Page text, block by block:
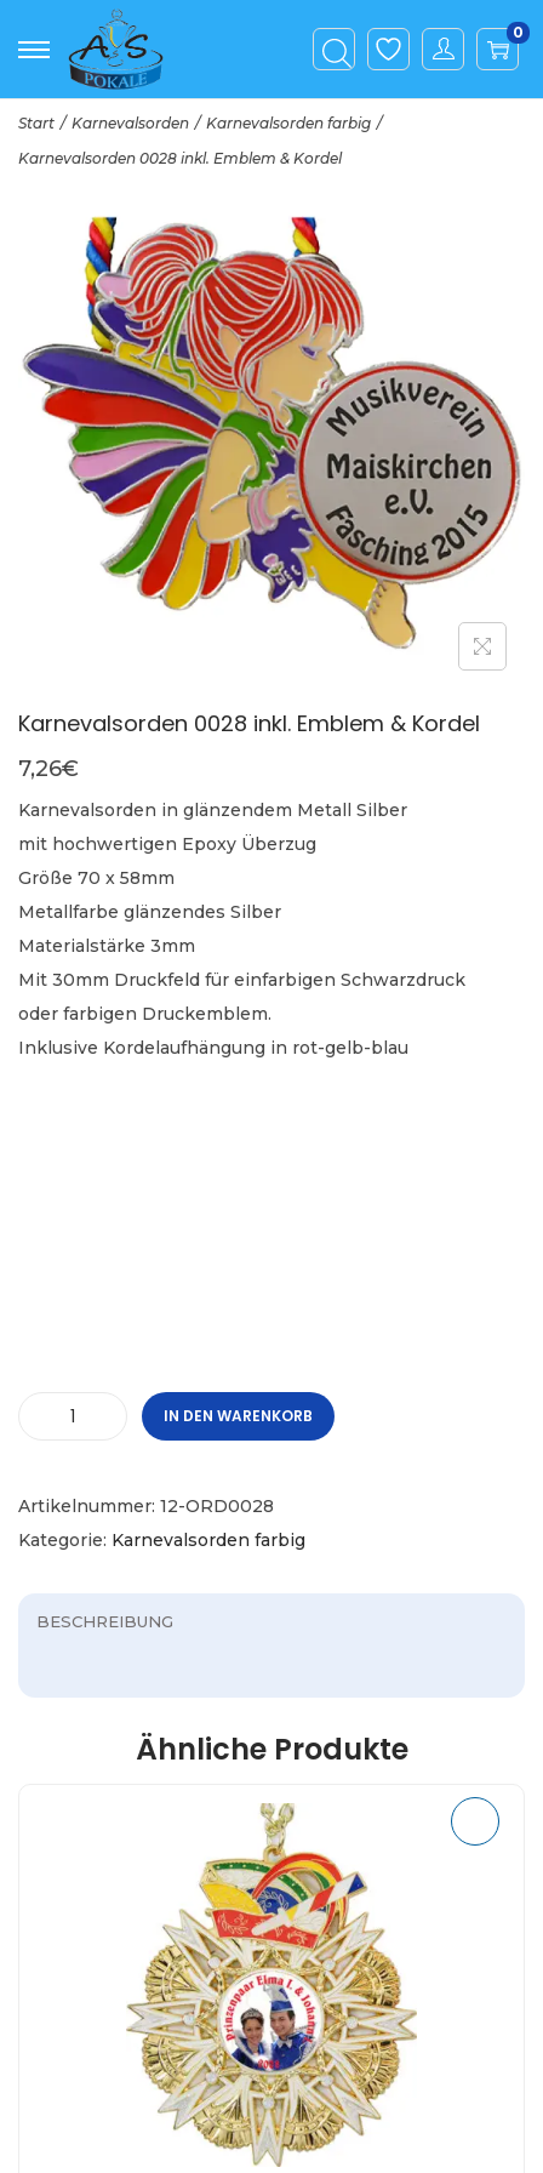
0
Start / Karnevalsorden / Karnevalsorden farbig /
Karnevalsorden 0028 inkl. Emblem & Kordel
Karnevalsorden 0028 inkl. Emblem & Kordel
7,26€
Karnevalsorden in glänzendem Metall Silber
mit hochwertigen Epoxy Überzug
Größe 70 x 58mm
Metallfarbe glänzendes Silber
Materialstärke 3mm
Mit 30mm Druckfeld für einfarbigen Schwarzdruck
oder farbigen Druckemblem.
Inklusive Kordelaufhängung in rot-gelb-blau
IN DEN WARENKORB
Artikelnummer: 12-ORD0028
Kategorie: Karnevalsorden farbig
BESCHREIBUNG
Ähnliche Produkte